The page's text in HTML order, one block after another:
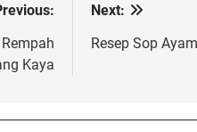
Kaya
Next:
Resep Sop